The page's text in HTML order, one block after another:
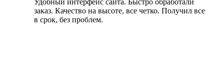
Удобный интерфейс сайта. Быстро обработали
заказ. Качество на высоте, все четко. Получил все
в срок, без проблем.